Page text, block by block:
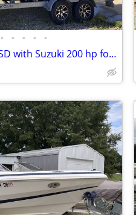
• • • • •
2021 Hurricane 235 SD with Suzuki 200 hp four stroke.